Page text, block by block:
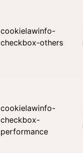
cookielawinfo-
checkbox-others
cookielawinfo-
checkbox-
performance